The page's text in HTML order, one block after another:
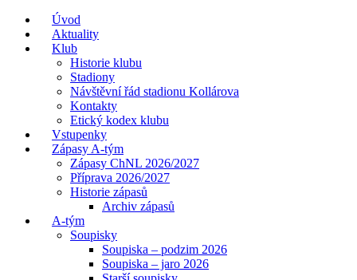
Úvod
Aktuality
Klub
Historie klubu
Stadiony
Návštěvní řád stadionu Kollárova
Kontakty
Etický kodex klubu
Vstupenky
Zápasy A-tým
Zápasy ChNL 2026/2027
Příprava 2026/2027
Historie zápasů
Archiv zápasů
A-tým
Soupisky
Soupiska – podzim 2026
Soupiska – jaro 2026